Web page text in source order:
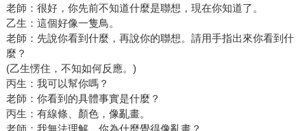
老師：很好，你先前不知道什麼是聯想，現在你知道了。
乙生：這個好像一隻鳥。
老師：先說你看到什麼，再說你的聯想。請用手指出來你看到什
麼？
(乙生愣住，不知如何反應。)
丙生：我可以幫你嗎？
老師：你看到的具體事實是什麼？
丙生：有線條、顏色，像亂畫。
老師：我無法理解，你為什麼覺得像亂畫？